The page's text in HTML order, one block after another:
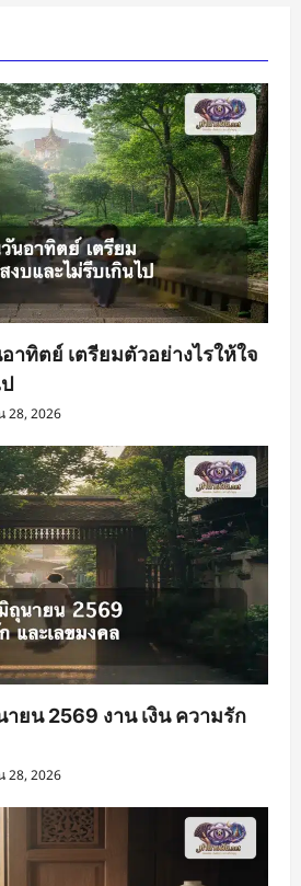
ทิตย์ เตรียมตัวอย่างไรให้ใจ
28, 2026
ยน 2569 งาน เงิน ความรัก
28, 2026